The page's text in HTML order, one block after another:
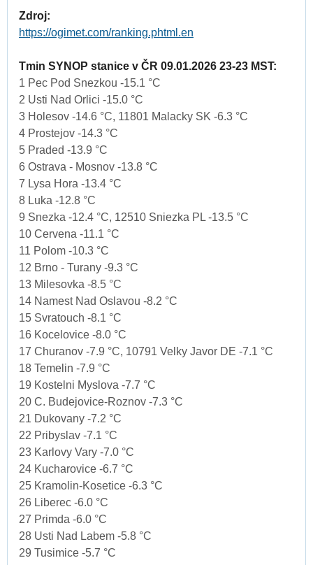
Zdroj:
https://ogimet.com/ranking.phtml.en
Tmin SYNOP stanice v ČR 09.01.2026 23-23 MST:
1 Pec Pod Snezkou -15.1 °C
2 Usti Nad Orlici -15.0 °C
3 Holesov -14.6 °C, 11801 Malacky SK -6.3 °C
4 Prostejov -14.3 °C
5 Praded -13.9 °C
6 Ostrava - Mosnov -13.8 °C
7 Lysa Hora -13.4 °C
8 Luka -12.8 °C
9 Snezka -12.4 °C, 12510 Sniezka PL -13.5 °C
10 Cervena -11.1 °C
11 Polom -10.3 °C
12 Brno - Turany -9.3 °C
13 Milesovka -8.5 °C
14 Namest Nad Oslavou -8.2 °C
15 Svratouch -8.1 °C
16 Kocelovice -8.0 °C
17 Churanov -7.9 °C, 10791 Velky Javor DE -7.1 °C
18 Temelin -7.9 °C
19 Kostelni Myslova -7.7 °C
20 C. Budejovice-Roznov -7.3 °C
21 Dukovany -7.2 °C
22 Pribyslav -7.1 °C
23 Karlovy Vary -7.0 °C
24 Kucharovice -6.7 °C
25 Kramolin-Kosetice -6.3 °C
26 Liberec -6.0 °C
27 Primda -6.0 °C
28 Usti Nad Labem -5.8 °C
29 Tusimice -5.7 °C